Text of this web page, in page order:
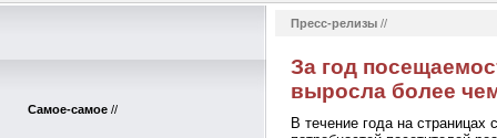
Самое-самое //
Пресс-релизы //
За год
выросла более
В течение года на страницах